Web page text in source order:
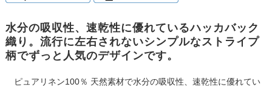
水分の吸収性、速乾性に優れているハッカバック
織り。流行に左右されないシンプルなストライプ
柄でずっと人気のデザインです。
ピュアリネン100％ 天然素材で水分の吸収性、速乾性に優れてい